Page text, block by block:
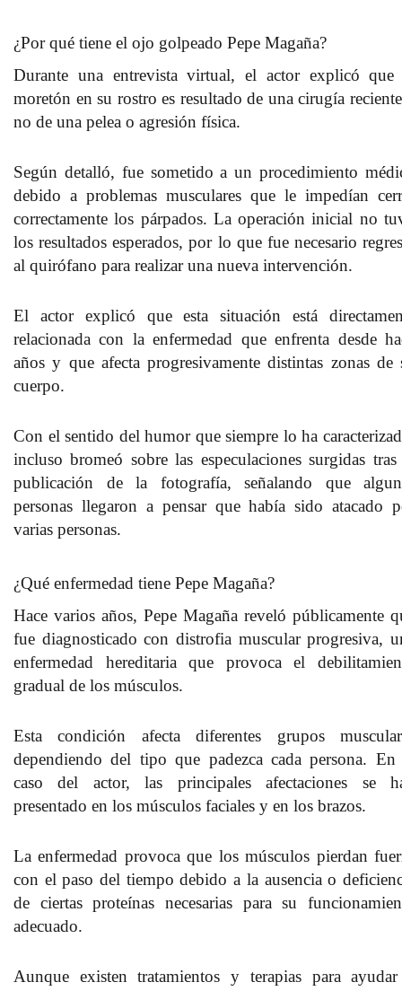
¿Por qué tiene el ojo golpeado Pepe Magaña?
Durante una entrevista virtual, el actor explicó que
moretón en su rostro es resultado de una cirugía
no de una pelea o agresión física.
Según detalló, fue sometido aun procedimiento
debido a problemas musculares que le impedían
correctamente los párpados. La operación inicial no
los resultados esperados, por lo que fue necesario
al quirófano para realizar una nueva intervención.
El actor explicó que esta situación está
relacionada con la enfermedad que enfrenta desde
años y que afecta progresivamente distintas zonas de
cuerpo.
Con el sentido del humor que siempre lo ha
incluso bromeó sobre las especulaciones surgidas tras
publicación de la fotografía, señalando que
personas llegaron a pensar quehabía sido atacado
varias personas.
¿Qué enfermedad tiene Pepe Magaña?
Hace varios años, Pepe Magaña reveló públicamente
fue diagnosticado con distrofia muscular progresiva,
enfermedad hereditaria que provoca el
gradual de los músculos.
Esta condición afecta diferentes grupos
dependiendo del tipo que padezca cada persona. En
caso del actor, las principales afectaciones se
presentado en los músculos faciales y en los brazos.
La enfermedad provoca que los músculos pierdan
con el paso del tiempo debido a la ausencia o
de ciertas proteínas necesarias para su
adecuado.
Aunque existen tratamientos y terapias para